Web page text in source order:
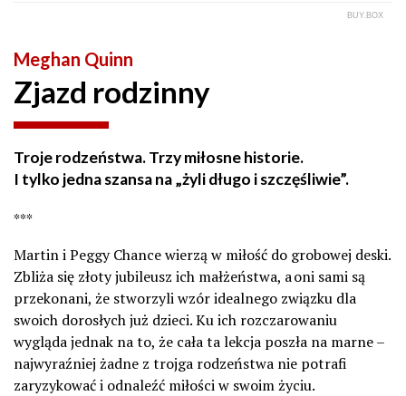
BUY.BOX
Meghan Quinn
Zjazd rodzinny
Troje rodzeństwa. Trzy miłosne historie.
I tylko jedna szansa na „żyli długo i szczęśliwie”.
***
Martin i Peggy Chance wierzą w miłość do grobowej deski.
Zbliża się złoty jubileusz ich małżeństwa, a oni sami są
przekonani, że stworzyli wzór idealnego związku dla
swoich dorosłych już dzieci. Ku ich rozczarowaniu
wygląda jednak na to, że cała ta lekcja poszła na marne –
najwyraźniej żadne z trojga rodzeństwa nie potrafi
zaryzykować i odnaleźć miłości w swoim życiu.